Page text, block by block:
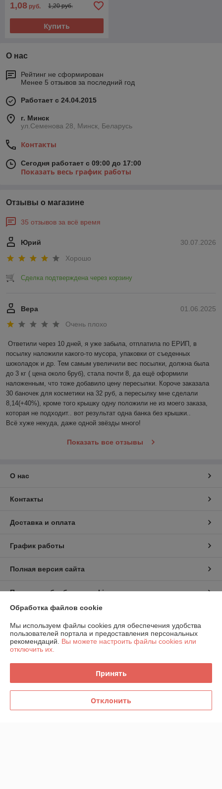
1,08 руб. 1,20 руб.
Купить
О нас
Рейтинг не сформирован
Менее 5 отзывов за последний год
Работает с 24.04.2015
г. Минск
ул.Семенова 28, Минск, Беларусь
Контакты
Сегодня работает с 09:00 до 17:00
Показать весь график работы
Отзывы о магазине
35 отзывов за всё время
30.07.2026
Юрий
Хорошо
Сделка подтверждена через корзину
01.06.2025
Вера
Очень плохо
Ответили через 10 дней, я уже забыла, отплатила по ЕРИП, в
посылку наложили какого-то мусора, упаковки от съеденных
шоколадок и др. Тем самым увеличили вес посылки, должна была
до 3 кг ( цена около 6руб), стала почти 8, да ещё оформили
наложенным, что тоже добавило цену пересылки. Короче заказала
30 баночек для косметики на 32 руб, а пересылку мне сделали
8,14(+40%), кроме того крышку одну положили не из моего заказа,
которая не подходит.. вот результат одна банка без крышки..
Всё хуже некуда, даже одной звёзды много!
Показать все отзывы
О нас
Контакты
Доставка и оплата
График работы
Полная версия сайта
Политика обработки cookies
Информация для покупателя
Частное производственно-торговое унитарное
220006, г.Минск, ул.Семенова,д.28 пом.2Н
Обработка файлов cookie
Мы используем файлы cookies для обеспечения удобства
пользователей портала и предоставления персональных
рекомендаций. Вы можете настроить файлы cookies или
отключить их.
Принять
Отклонить